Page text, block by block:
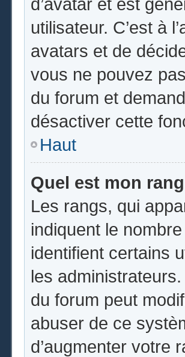
utilisateur. C’est à
avatars et de
vous ne pouvez
du forum et
désactiver cette
Haut
Quel est mon
Les rangs, qui
indiquent le
identifient certains
les
du forum peut
abuser de ce
d’augmenter votre